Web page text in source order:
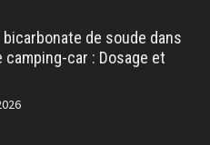
de soude dans
camping-car : Dosage et